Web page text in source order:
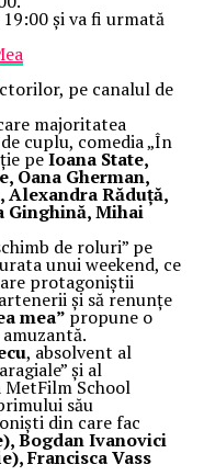
și va fi urmată
pe canalul de
majoritatea
cuplu, comedia „În
peIoana State,
Oana Gherman,
Alexandra Răduță,
Ginghină, Mihai
de roluri” pe
unui weekend, ce
protagoniștii
și să renunțe
mea” propune o
, absolvent al
și al
School
său
din care fac
Bogdan Ivanovici
Francisca Vass